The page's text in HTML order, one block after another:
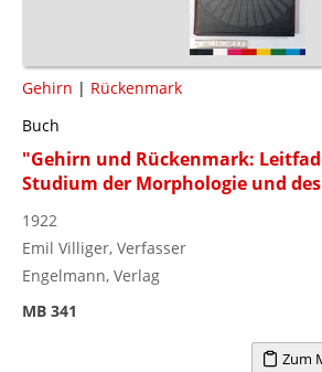
Gehirn | Rückenmark
Buch
"Gehirn und Rückenmark:
Studium der Morphologie und
1922
Emil Villiger, Verfasser
Engelmann, Verlag
MB 341
Zum